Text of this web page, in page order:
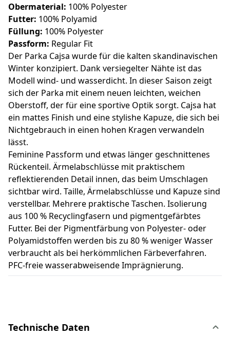
Obermaterial: 100% Polyester
Futter: 100% Polyamid
Füllung: 100% Polyester
Passform: Regular Fit
Der Parka Cajsa wurde für die kalten skandinavischen
Winter konzipiert. Dank versiegelter Nähte ist das
Modell wind- und wasserdicht. In dieser Saison zeigt
sich der Parka mit einem neuen leichten, weichen
Oberstoff, der für eine sportive Optik sorgt. Cajsa hat
ein mattes Finish und eine stylishe Kapuze, die sich bei
Nichtgebrauch in einen hohen Kragen verwandeln
lässt.
Feminine Passform und etwas länger geschnittenes
Rückenteil. Ärmelabschlüsse mit praktischem
reflektierenden Detail innen, das beim Umschlagen
sichtbar wird. Taille, Ärmelabschlüsse und Kapuze sind
verstellbar. Mehrere praktische Taschen. Isolierung
aus 100 % Recyclingfasern und pigmentgefärbtes
Futter. Bei der Pigmentfärbung von Polyester- oder
Polyamidstoffen werden bis zu 80 % weniger Wasser
verbraucht als bei herkömmlichen Färbeverfahren.
PFC-freie wasserabweisende Imprägnierung.
Technische Daten